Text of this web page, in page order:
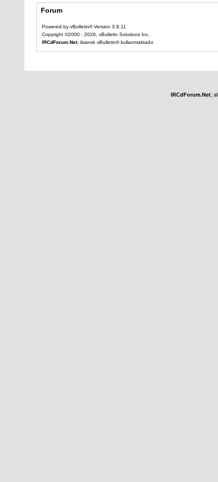
Forum
Powered by vBulletin® Version 3.8.11
Copyright ©2000 - 2026, vBulletin Solutions Inc.
IRCdForum.Net, lisanslı vBulletin® kullanmaktadır.
IRCdForum.Net;